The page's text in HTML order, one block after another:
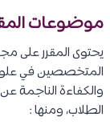
موضوعات
يحتوى المقرر على
المتخصصين في
والكفاءة
الطلاب، ومنها :